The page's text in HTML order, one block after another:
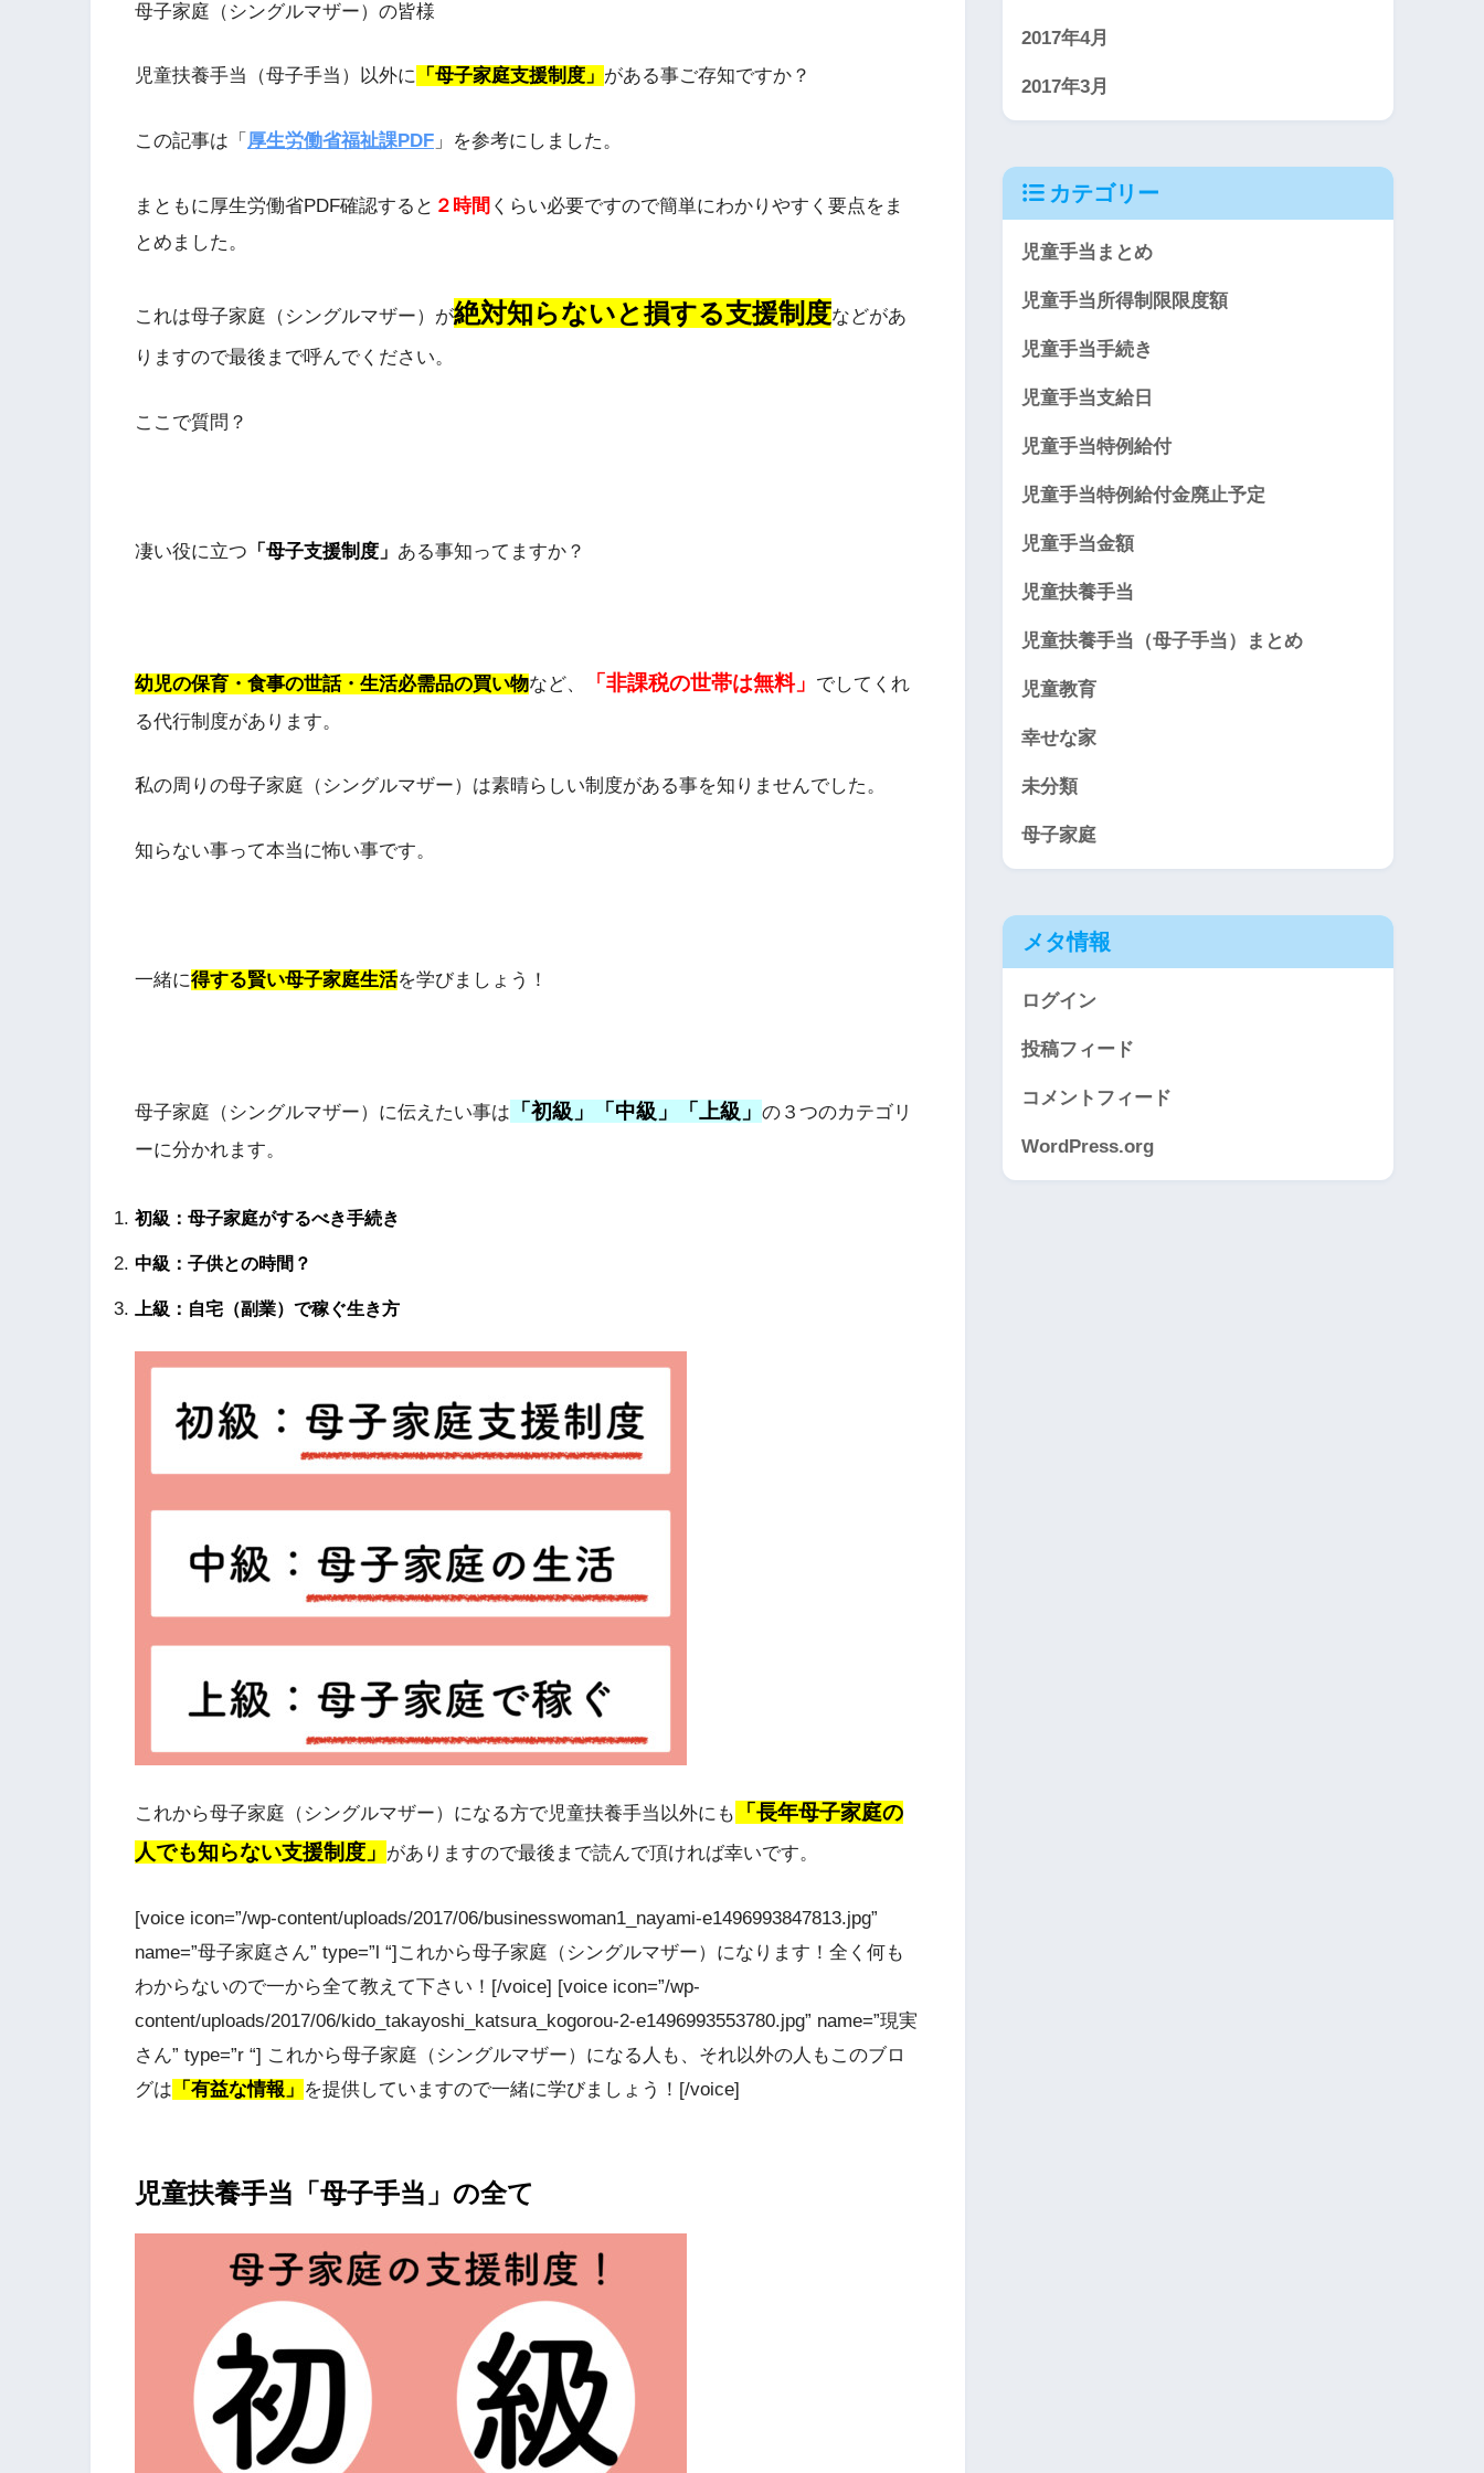
母子家庭（シングルマザー）の皆様
児童扶養手当（母子手当）以外に 「母子家庭支援制度」 がある事ご存知ですか？
この記事は「 厚生労働省福祉課PDF 」を参考にしました。
まともに厚生労働省PDF確認すると ２時間 くらい必要ですので簡単にわかりやすく要点をま
とめました。
これは母子家庭（シングルマザー）が絶対知らないと損する支援制度などがあ
りますので最後まで呼んでください。
ここで質問？
凄い役に立つ 「母子支援制度」 ある事知ってますか？
幼児の保育・食事の世話・生活必需品の買い物など、 「非課税の世帯は無料」 でしてくれ
る代行制度があります。
私の周りの母子家庭（シングルマザー）は素晴らしい制度がある事を知りませんでした。
知らない事って本当に怖い事です。
一緒に得する賢い母子家庭生活を学びましょう！
母子家庭（シングルマザー）に伝えたい事は 「初級」「中級」「上級」 の３つのカテゴリ
ーに分かれます。
初級：母子家庭がするべき手続き
中級：子供との時間？
上級：自宅（副業）で稼ぐ生き方
これから母子家庭（シングルマザー）になる方で児童扶養手当以外にも
「長年母子家庭の
人でも知らない支援制度」 がありますので最後まで読んで頂ければ幸いです。
[voice icon=”/wp-content/uploads/2017/06/businesswoman1_nayami-e1496993847813.jpg”
name=”母子家庭さん” type=”l “]これから母子家庭（シングルマザー）になります！全く何も
わからないので一から全て教えて下さい！[/voice] [voice icon=”/wp-
content/uploads/2017/06/kido_takayoshi_katsura_kogorou-2-e1496993553780.jpg” name=”現実
さん” type=”r “] これから母子家庭（シングルマザー）になる人も、それ以外の人もこのブロ
グは 「有益な情報」 を提供していますので一緒に学びましょう！[/voice]
児童扶養手当「母子手当」の全て
2017年4月
2017年3月
カテゴリー
児童手当まとめ
児童手当所得制限限度額
児童手当手続き
児童手当支給日
児童手当特例給付
児童手当特例給付金廃止予定
児童手当金額
児童扶養手当
児童扶養手当（母子手当）まとめ
児童教育
幸せな家
未分類
母子家庭
メタ情報
ログイン
投稿フィード
コメントフィード
WordPress.org